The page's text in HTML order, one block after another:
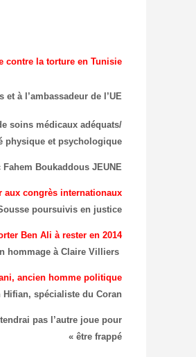
contre la torture en Tunisie
et à l’ambassadeur de l’UE
soins médicaux adéquats/
physique et psychologique
Boukaddous JEUNE
aux congrès internationaux
poursuivis en justice
Ben Ali à rester en 2014
ancien homme politique
Hifian, spécialiste du Coran
pas l’autre joue pour
être frappé »